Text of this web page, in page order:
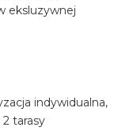
eksluzywnej
indywidualna,
tarasy